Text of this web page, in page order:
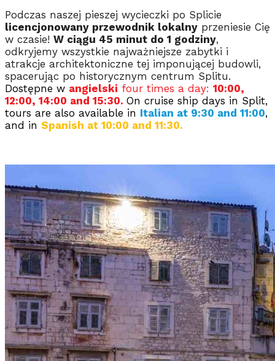
Podczas naszej pieszej wycieczki po Splicie
licencjonowany przewodnik lokalny przeniesie Cię
w czasie! W ciągu 45 minut do 1 godziny,
odkryjemy wszystkie najważniejsze zabytki i
atrakcje architektoniczne tej imponującej budowli,
spacerując po historycznym centrum Splitu.
Dostępne w angielski four times a day: 10:00,
12:00, 14:00 and 15:30. On cruise ship days in Split,
tours are also available in Italian at 9:30 and 11:00,
and in Spanish at 10:00 and 11:30.